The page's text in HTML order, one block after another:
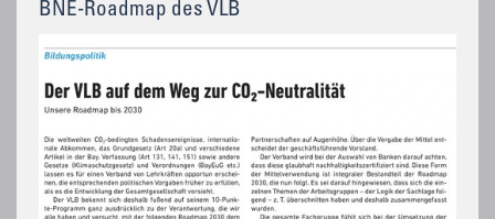
BNE-Roadmap des VLB